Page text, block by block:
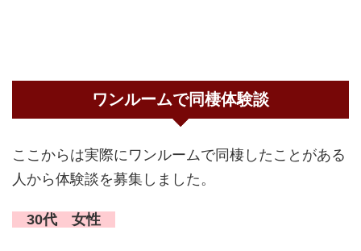
ワンルームで同棲体験談
ここからは実際にワンルームで同棲したことがある
人から体験談を募集しました。
30代 女性